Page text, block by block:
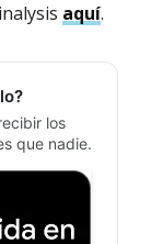
aquí.
los
que nadie.